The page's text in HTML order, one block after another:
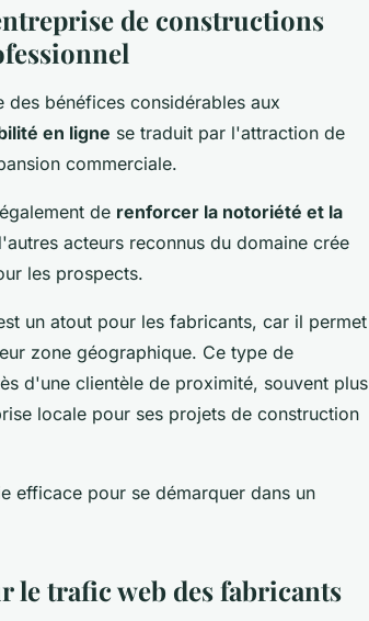
de constructions
bénéfices considérables aux
en ligne se traduit par l'attraction de
commerciale.
de renforcer la notoriété et la
acteurs reconnus du domaine crée
les prospects.
un atout pour les fabricants, car il permet
zone géographique. Ce type de
d'une clientèle de proximité, souvent plus
locale pour ses projets de construction
efficace pour se démarquer dans un
le trafic web des fabricants